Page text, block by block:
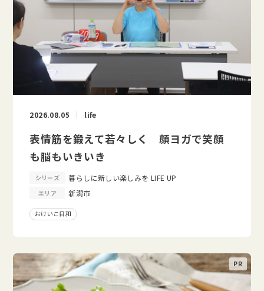
2026.08.05 life
表情筋を鍛えて若々しく 顔ヨガで笑顔
も脳もいきいき
シリーズ 暮らしに新しい楽しみを LIFE UP
エリア 新潟市
おけいこ日和